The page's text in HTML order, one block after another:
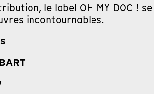
le label OH MY DOC
incontournables.